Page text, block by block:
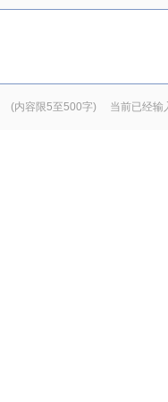
(内容限5至500字) 当前已经输